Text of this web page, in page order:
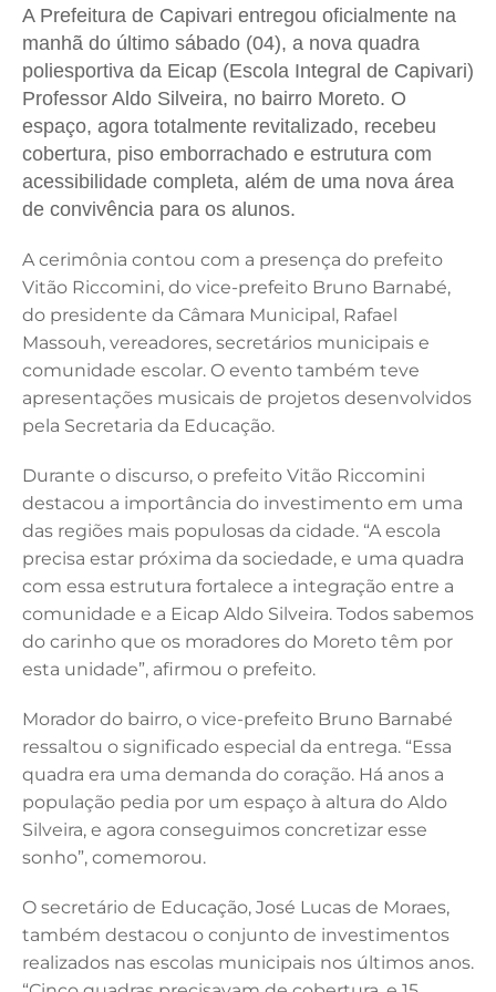
c
e
b
o
o
k
k
e
dI
n
it
te
r
ai
l
at
s
A
p
p
A Prefeitura de Capivari entregou oficialmente na
manhã do último sábado (04), a nova quadra
poliesportiva da Eicap (Escola Integral de Capivari)
Professor Aldo Silveira, no bairro Moreto. O
espaço, agora totalmente revitalizado, recebeu
cobertura, piso emborrachado e estrutura com
acessibilidade completa, além de uma nova área
de convivência para os alunos.
A cerimônia contou com a presença do prefeito
Vitão Riccomini, do vice-prefeito Bruno Barnabé,
do presidente da Câmara Municipal, Rafael
Massouh, vereadores, secretários municipais e
comunidade escolar. O evento também teve
apresentações musicais de projetos desenvolvidos
pela Secretaria da Educação.
Durante o discurso, o prefeito Vitão Riccomini
destacou a importância do investimento em uma
das regiões mais populosas da cidade. “A escola
precisa estar próxima da sociedade, e uma quadra
com essa estrutura fortalece a integração entre a
comunidade e a Eicap Aldo Silveira. Todos sabemos
do carinho que os moradores do Moreto têm por
esta unidade”, afirmou o prefeito.
Morador do bairro, o vice-prefeito Bruno Barnabé
ressaltou o significado especial da entrega. “Essa
quadra era uma demanda do coração. Há anos a
população pedia por um espaço à altura do Aldo
Silveira, e agora conseguimos concretizar esse
sonho”, comemorou.
O secretário de Educação, José Lucas de Moraes,
também destacou o conjunto de investimentos
realizados nas escolas municipais nos últimos anos.